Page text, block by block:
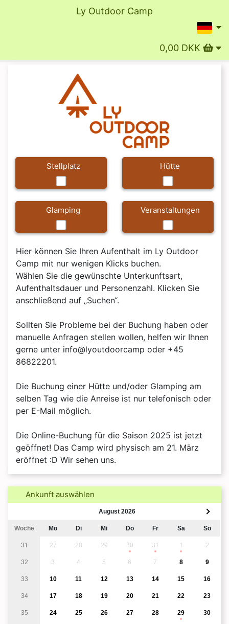
Ly Outdoor Camp
0,00 DKK
Stellplatz Hütte
Glamping Veranstaltungen
Hier können Sie Ihren Aufenthalt im Ly Outdoor
Camp mit nur wenigen Klicks buchen.
Wählen Sie die gewünschte Unterkunftsart,
Aufenthaltsdauer und Personenzahl. Klicken Sie
anschließend auf „Suchen“.
Sollten Sie Probleme bei der Buchung haben oder
manuelle Anfragen stellen wollen, helfen wir Ihnen
gerne unter info@lyoutdoorcamp oder +45
86822201.
Die Buchung einer Hütte und/oder Glamping am
selben Tag wie die Anreise ist nur telefonisch oder
per E-Mail möglich.
Die Online-Buchung für die Saison 2025 ist jetzt
geöffnet! Das Camp wird physisch am 21. März
eröffnet :D Wir sehen uns.
Ankunft auswählen
August 2026
Woche Mo Di Mi Do Fr Sa So
31 27 28 29 30 31 1 2
32 3 4 5 6 7 8 9
33 10 11 12 13 14 15 16
34 17 18 19 20 21 22 23
35 24 25 26 27 28 29 30